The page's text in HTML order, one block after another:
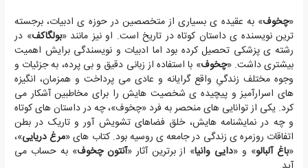
«چخوف» به عقیده ی بسیاری از متخصصین در حوزه ی ادبیات، برجسته
ترین نویسنده ی داستان کوتاه در تاریخ است. او نیز مانند «بولگاکف» در
رشته ی پزشکی تحصیل کرده بود اما ادبیات و نویسندگی برایش اهمیت
بیشتری داشت. «چخوف» با استفاده از زبانی دقیق و بی پرده، به جزئیات و
وجوه مختلف زندگیِ واقع گرایانه و عادی می پرداخت و همزمان، انگیزه
های اسرارآمیز و پیچیده ی شخصیت هایش را برای مخاطبین آشکار می
کرد. یکی از توانایی های منحصر به فرد «چخوف»، چه در داستان های کوتاه
و چه در نمایشنامه هایش، خلق فضاهای تشویش آور و تاریک در بطن
اتفاقات روزمره ی زندگی در جامعه ی روسیه بود. کتاب های «مرغ دریایی»،
«باغ آلبالو» و «دایی وانیا» از برترین آثار «آنتون چخوف» به حساب می